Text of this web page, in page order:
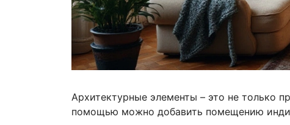
Архитектурные элементы – это не только
помощью можно добавить помещению